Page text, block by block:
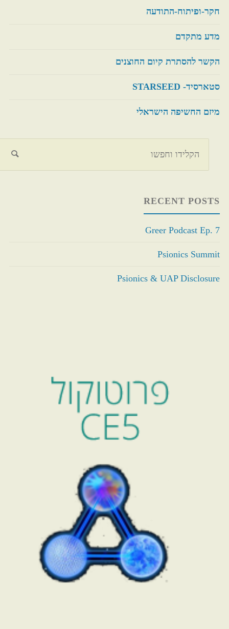
חקר-ופיתוח-התודעה
מדע מתקדם
הקשר להסתרת קיום החוצנים
סטארסיד- STARSEED
מיזם החשיפה הישראלי
RECENT POSTS
Greer Podcast Ep. 7
Psionics Summit
Psionics & UAP Disclosure